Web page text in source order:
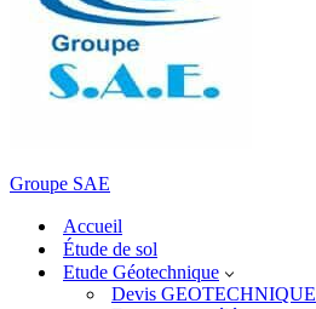
Groupe SAE
Accueil
Étude de sol
Etude Géotechnique
Devis GEOTECHNIQUE